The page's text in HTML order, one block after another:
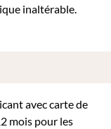
inaltérable.
avec carte de
mois pour les